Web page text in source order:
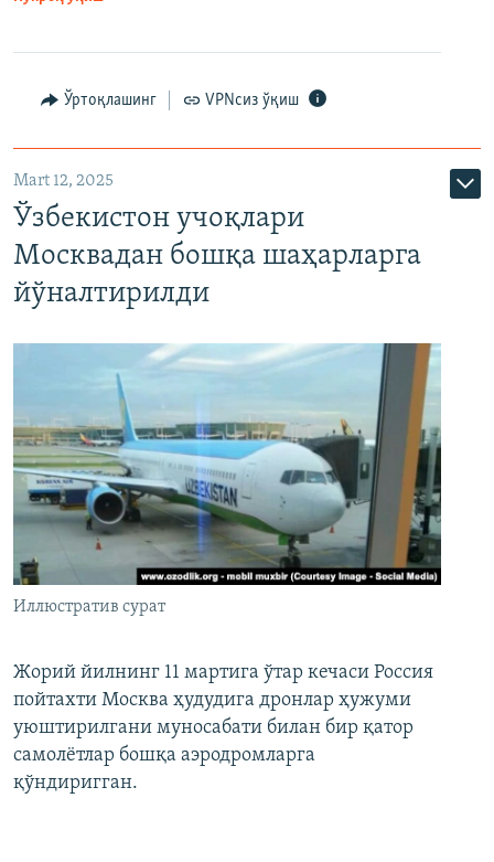
Ўртоқлашинг VPNсиз ўқиш
Mart 12, 2025
Ўзбекистон учоқлари
Москвадан бошқа шаҳарларга
йўналтирилди
Иллюстратив сурат
Жорий йилнинг 11 мартига ўтар кечаси Россия
пойтахти Москва ҳудудига дронлар ҳужуми
уюштирилгани муносабати билан бир қатор
самолётлар бошқа аэродромларга
қўндиригган.